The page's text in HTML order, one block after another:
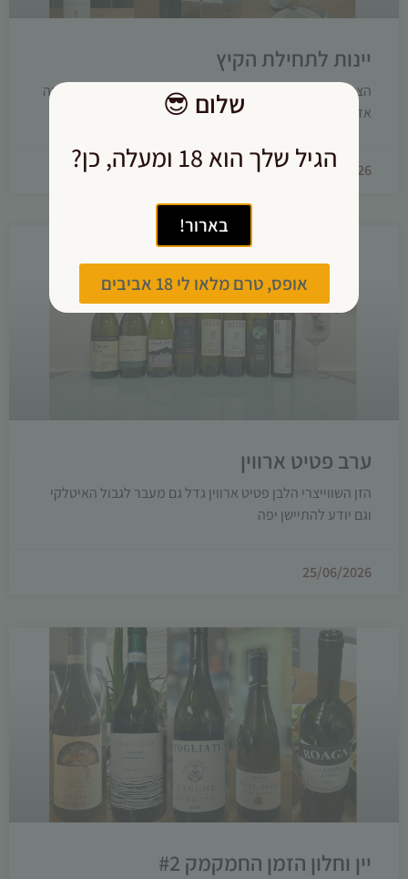
יינות לתחילת הקיץ
הצטברו אצלי הרבה רשמים, והכיוון לאחרונה כלל דווקא הרבה
אדומים, שהימים החמים לא הרתיעו אותם.
08/07/2026
ערב פטיט ארווין
הזן השווייצרי הלבן פטיט ארווין גדל גם מעבר לגבול האיטלקי
וגם יודע להתיישן יפה
25/06/2026
יין וחלון הזמן החמקמק #2
שלום 😎
הגיל שלך הוא 18 ומעלה, כן?
בארור!
אופס, טרם מלאו לי 18 אביבים